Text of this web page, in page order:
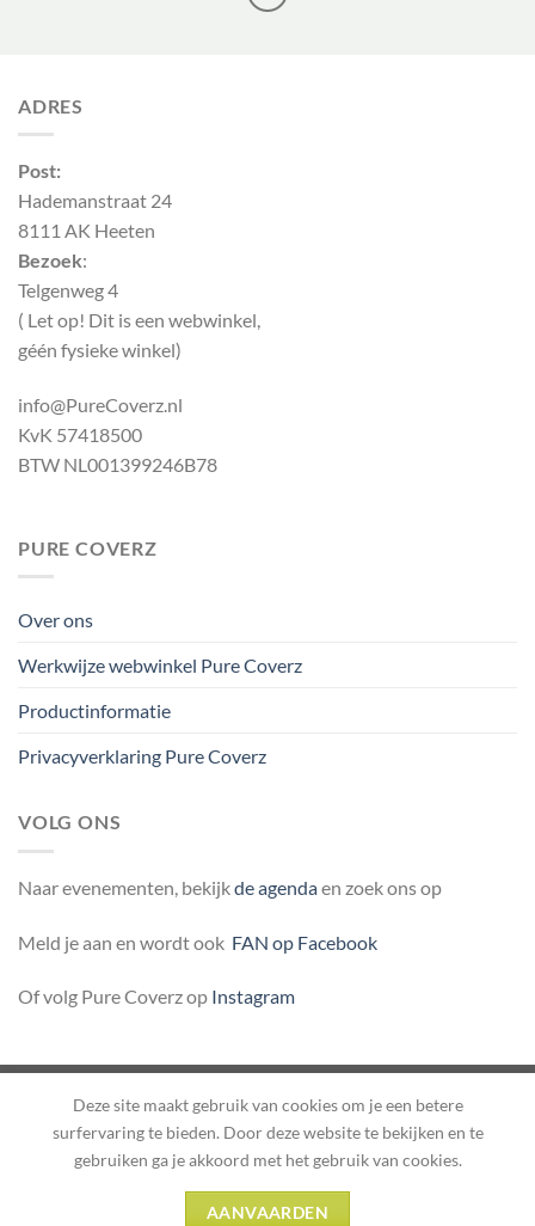
ADRES
Post:
Hademanstraat 24
8111 AK Heeten
Bezoek:
Telgenweg 4
( Let op! Dit is een webwinkel,
géén fysieke winkel)
info@PureCoverz.nl
KvK 57418500
BTW NL001399246B78
PURE COVERZ
Over ons
Werkwijze webwinkel Pure Coverz
Productinformatie
Privacyverklaring Pure Coverz
VOLG ONS
Naar evenementen, bekijkde agendaen zoek ons op
Meld je aan en wordt ook FAN op Facebook
Of volg Pure Coverz op Instagram
Herroepingsverzoek indienen
OVER ONS
WERKWIJZE WEBWINKEL PURE COVERZ
Copyright 2026 ©Flatsome Theme
Deze site maakt gebruik van cookies om je een betere
surfervaring te bieden. Door deze website te bekijken en te
gebruiken ga je akkoord met het gebruik van cookies.
AANVAARDEN